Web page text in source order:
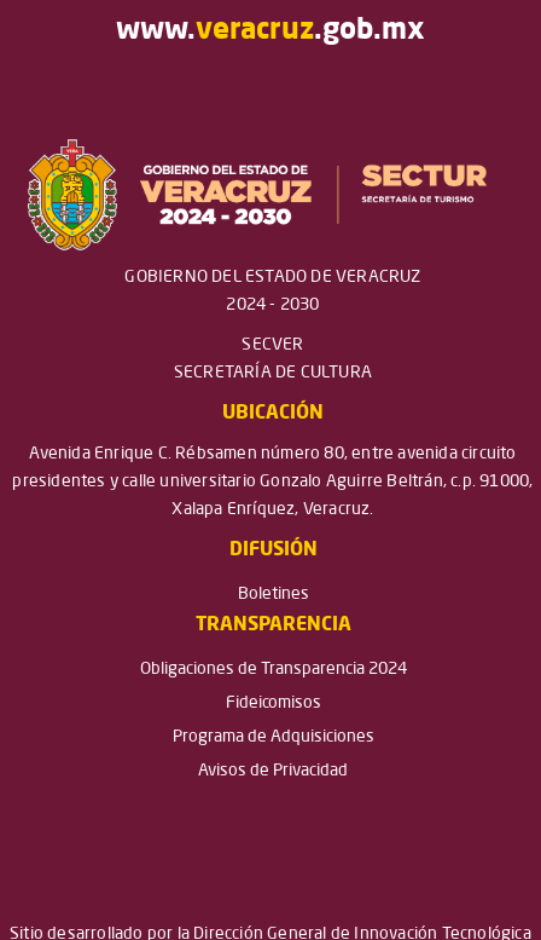
www.veracruz.gob.mx
GOBIERNO DEL ESTADO DE VERACRUZ
2024 - 2030
SECVER
SECRETARÍA DE CULTURA
UBICACIÓN
Avenida Enrique C. Rébsamen número 80, entre avenida circuito
presidentes y calle universitario Gonzalo Aguirre Beltrán, c.p. 91000,
Xalapa Enríquez, Veracruz.
DIFUSIÓN
Boletines
TRANSPARENCIA
Obligaciones de Transparencia 2024
Fideicomisos
Programa de Adquisiciones
Avisos de Privacidad
Sitio desarrollado por la Dirección General de Innovación Tecnológica